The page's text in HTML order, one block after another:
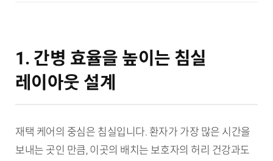
1. 간병 효율을 높이는 침실
레이아웃 설계
재택 케어의 중심은 침실입니다. 환자가 가장 많은 시간을
보내는 곳인 만큼, 이곳의 배치는 보호자의 허리 건강과도